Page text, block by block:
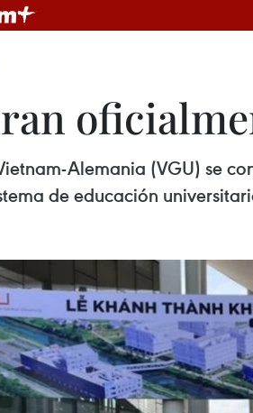
Alemania (VGU) se
de educación